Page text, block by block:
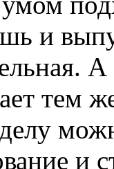
и
тем
и